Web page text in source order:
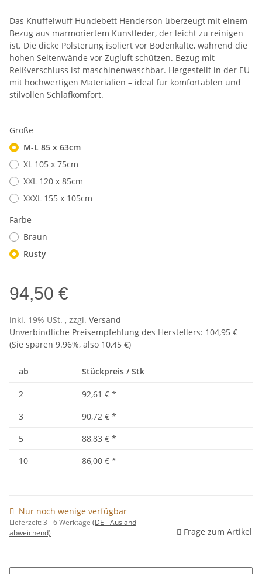
Das Knuffelwuff Hundebett Henderson überzeugt mit einem
Bezug aus marmoriertem Kunstleder, der leicht zu reinigen
ist. Die dicke Polsterung isoliert vor Bodenkälte, während die
hohen Seitenwände vor Zugluft schützen. Bezug mit
Reißverschluss ist maschinenwaschbar. Hergestellt in der EU
mit hochwertigen Materialien – ideal für komfortablen und
stilvollen Schlafkomfort.
Größe
M-L 85 x 63cm
XL 105 x 75cm
XXL 120 x 85cm
XXXL 155 x 105cm
Farbe
Braun
Rusty
94,50 €
inkl. 19% USt. , zzgl. Versand
Unverbindliche Preisempfehlung des Herstellers: 104,95 €
(Sie sparen 9.96%, also 10,45 €)
ab Stückpreis / Stk
2 92,61 € *
3
90,72 € *
5
88,83 € *
10
86,00 € *
Nur noch wenige verfügbar
Lieferzeit:3 - 6 Werktage (DE - Ausland
abweichend)
Frage zum Artikel